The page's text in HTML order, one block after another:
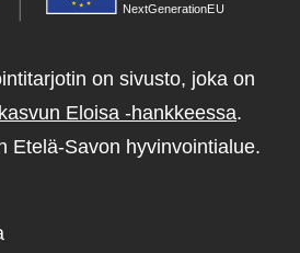
NextGenerationEU
on sivusto, joka on
Eloisa -hankkeessa.
Etelä-Savon hyvinvointialue.